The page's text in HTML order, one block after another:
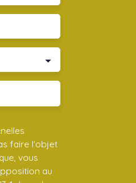
faire l'objet
vous
au